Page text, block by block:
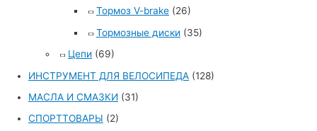
Тормоз V-brake (26)
Тормозные диски (35)
Цепи (69)
ИНСТРУМЕНТ ДЛЯ ВЕЛОСИПЕДА (128)
МАСЛА И СМАЗКИ (31)
СПОРТТОВАРЫ (2)